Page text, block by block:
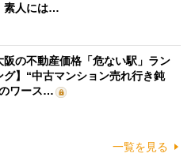
人には…
阪の不動産価格「危ない駅」ラン
グ】“中古マンション売れ行き鈍
ワース…
一覧を見る